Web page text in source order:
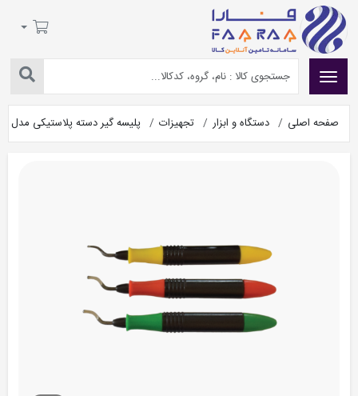
صفحه اصلی دستگاه و ابزار تجهیزات پلیسه گیر دسته پلاستیکی مدل PK